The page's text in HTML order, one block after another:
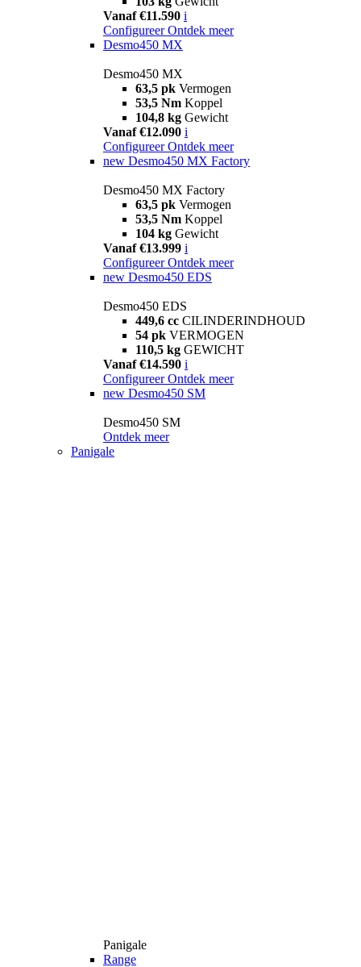
Vanaf €11.590 i
Configureer Ontdek meer
Desmo450 MX
Desmo450 MX
63,5 pk Vermogen
53,5 Nm Koppel
104,8 kg Gewicht
Vanaf €12.090 i
Configureer Ontdek meer
new Desmo450 MX Factory
Desmo450 MX Factory
63,5 pk Vermogen
53,5 Nm Koppel
104 kg Gewicht
Vanaf €13.999 i
Configureer Ontdek meer
new Desmo450 EDS
Desmo450 EDS
449,6 cc CILINDERINDHOUD
54 pk VERMOGEN
110,5 kg GEWICHT
Vanaf €14.590 i
Configureer Ontdek meer
new Desmo450 SM
Desmo450 SM
Ontdek meer
Panigale
Panigale
Range